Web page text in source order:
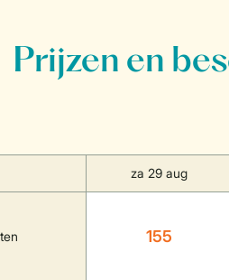
Prijzen en
za 29 aug
155